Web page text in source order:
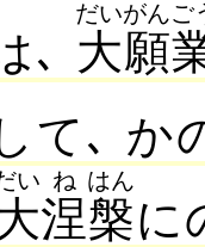
､ 大願
だいがんご
て､ か
い
涅
ね
槃
はん
に